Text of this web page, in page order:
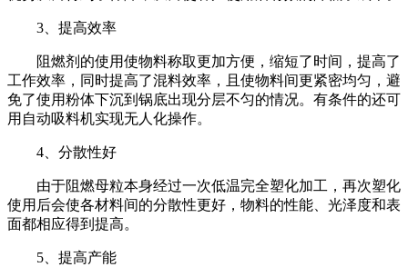
3、提高效率
阻燃剂的使用使物料称取更加方便，缩短了时间，提高了
工作效率，同时提高了混料效率，且使物料间更紧密均匀，避
免了使用粉体下沉到锅底出现分层不匀的情况。有条件的还可
用自动吸料机实现无人化操作。
4、分散性好
由于阻燃母粒本身经过一次低温完全塑化加工，再次塑化
使用后会使各材料间的分散性更好，物料的性能、光泽度和表
面都相应得到提高。
5、提高产能